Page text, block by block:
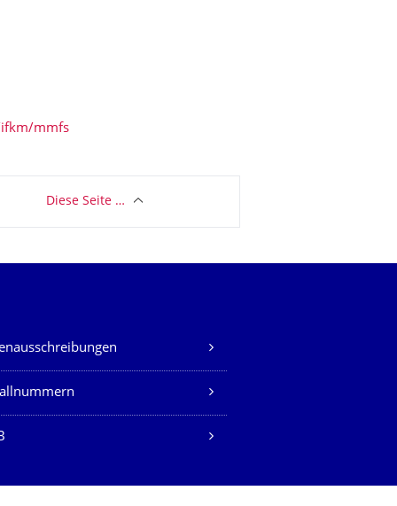
ifkm/mmfs
Diese Seite …